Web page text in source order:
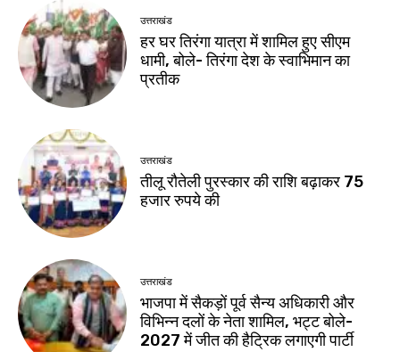
उत्तराखंड
हर घर तिरंगा यात्रा में शामिल हुए सीएम
धामी, बोले- तिरंगा देश के स्वाभिमान का
प्रतीक
उत्तराखंड
तीलू रौतेली पुरस्कार की राशि बढ़ाकर 75
हजार रुपये की
उत्तराखंड
भाजपा में सैकड़ों पूर्व सैन्य अधिकारी और
विभिन्न दलों के नेता शामिल, भट्ट बोले-
2027 में जीत की हैट्रिक लगाएगी पार्टी